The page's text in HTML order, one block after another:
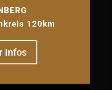
120km
Infos